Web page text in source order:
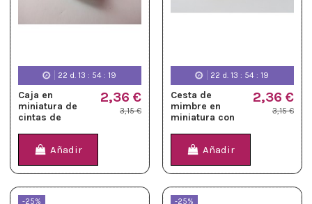
22 d. 13 : 54 : 19
Caja en
miniatura de
cintas de
2,36 €
3,15 €
Añadir
22 d. 13 : 54 : 19
Cesta de
mimbre en
miniatura con
2,36 €
3,15 €
Añadir
-25% -25%